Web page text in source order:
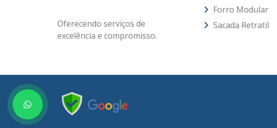
Oferecendo serviços de
excelência e compromisso.
Forro Modular
Sacada Retratil